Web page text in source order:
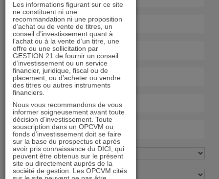
Les informations figurant sur ce site
ne constituent ni une
recommandation ni une proposition
d’achat ou de vente de titres, un
conseil d’investissement quant à
l’achat ou à la vente d’un titre, une
offre ou une sollicitation par
GESTION 21 de fournir un conseil
d’investissement ou un service
financier, juridique, fiscal ou de
placement, ou d’acheter ou vendre
des titres ou autres instruments
financiers.
Nous vous recommandons de vous
informer soigneusement avant toute
décision d’investissement. Toute
souscription dans un OPCVM ou
fonds d’investissement doit se faire
sur la base du prospectus et après
avoir pris connaissance du DICI, qui
peuvent être obtenus sur le présent
site ou directement auprès de la
société de gestion. Les OPCVM cités